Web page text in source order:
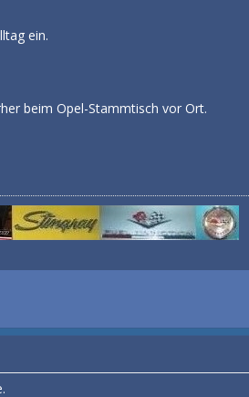
ein.
beim Opel-Stammtisch vor Ort.